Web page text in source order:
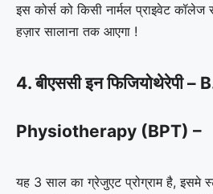
इस कोर्स को किसी नार्मल प्राइवेट
हज़ार सालाना तक आएगा !
4. बीएससी इन फिजियोथेरेपी –
Physiotherapy (BPT) –
यह 3 साल का ग्रेजुएट प्रोग्राम है,